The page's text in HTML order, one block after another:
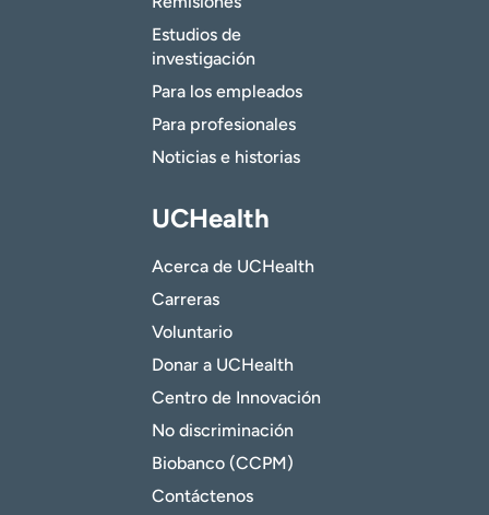
Estudios de
investigación
Para los empleados
Para profesionales
Noticias e historias
UCHealth
Acerca de UCHealth
Carreras
Voluntario
Donar a UCHealth
Centro de Innovación
No discriminación
Biobanco (CCPM)
Contáctenos